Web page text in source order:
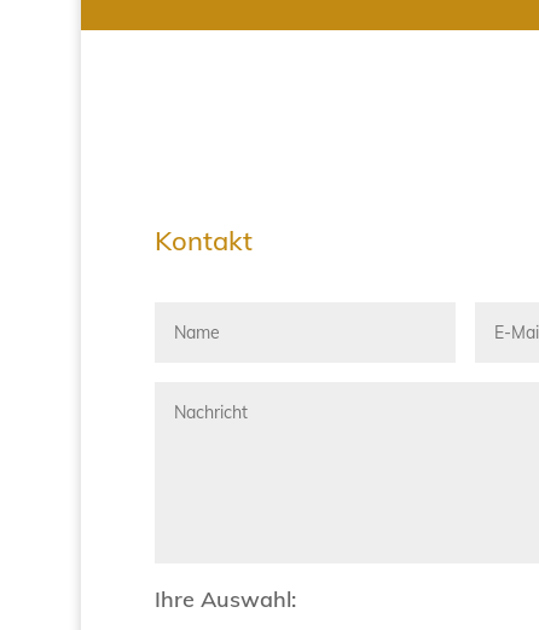
Kontakt
Ihre Auswahl: